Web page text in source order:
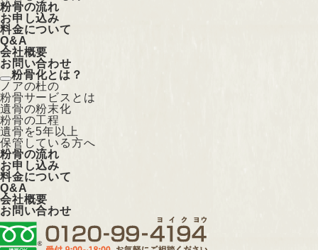
粉骨の流れ
お申し込み
料金について
Q&A
会社概要
お問い合わせ
粉骨化とは？
ノアの杜の
粉骨サービスとは
遺骨の粉末化
粉骨の工程
遺骨を5年以上
保管している方へ
粉骨の流れ
お申し込み
料金について
Q&A
会社概要
お問い合わせ